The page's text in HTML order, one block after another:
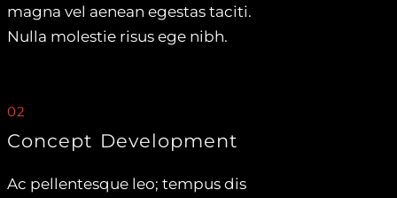
magna vel aenean egestas taciti.
Nulla molestie risus ege nibh.
02
Concept Development
Ac pellentesque leo; tempus dis